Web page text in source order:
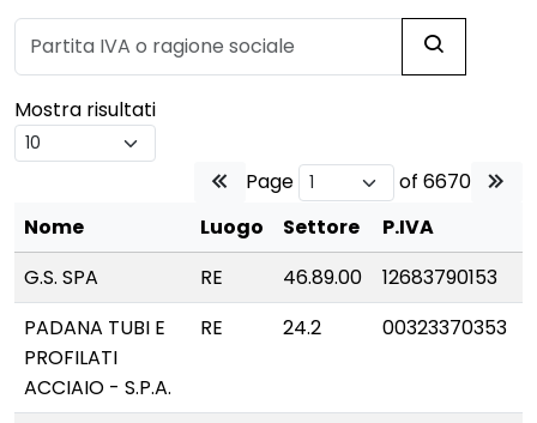
Mostra risultati
Page
of 6670
Nome
Luogo Settore
P.IVA
G.S. SPA
RE 46.89.00
12683790153
PADANA TUBI E
PROFILATI
ACCIAIO - S.P.A.
RE 24.2 00323370353